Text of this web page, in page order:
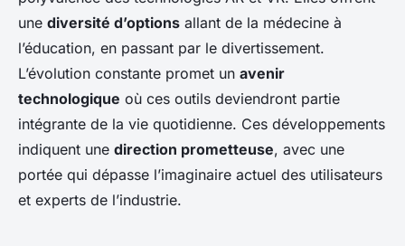
une diversité d’options allant de la médecine à
l’éducation, en passant par le divertissement.
L’évolution constante promet un avenir
technologique où ces outils deviendront partie
intégrante de la vie quotidienne. Ces développements
indiquent une direction prometteuse, avec une
portée qui dépasse l’imaginaire actuel des utilisateurs
et experts de l’industrie.